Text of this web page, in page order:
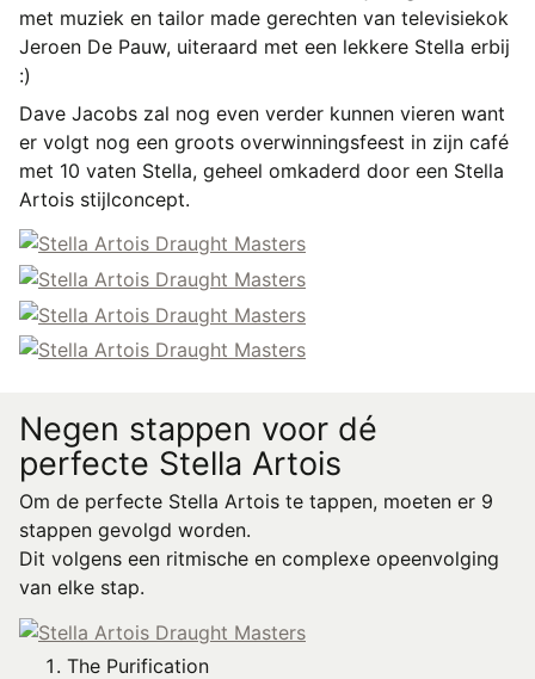
met muziek en tailor made gerechten van televisiekok
Jeroen De Pauw, uiteraard met een lekkere Stella erbij
:)
Dave Jacobs zal nog even verder kunnen vieren want
er volgt nog een groots overwinningsfeest in zijn café
met 10 vaten Stella, geheel omkaderd door een Stella
Artois stijlconcept.
Negen stappen voor dé
perfecte Stella Artois
Om de perfecte Stella Artois te tappen, moeten er 9
stappen gevolgd worden.
Dit volgens een ritmische en complexe opeenvolging
van elke stap.
The Purification